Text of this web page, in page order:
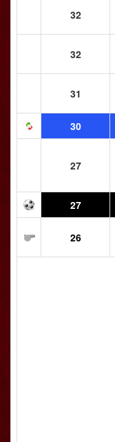
32
32
31
30
27
27
26